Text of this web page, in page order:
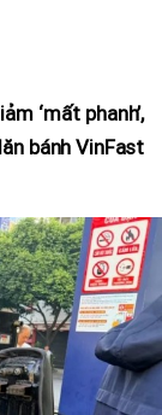
‘mất phanh’,
bánh VinFast